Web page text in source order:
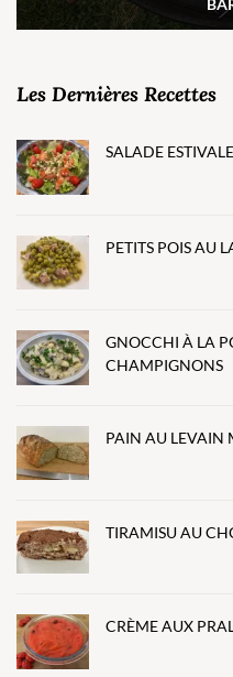
Les Dernières Recettes
SALADE
PETITS POIS AU
GNOCCHI À LA
CHAMPIGNONS
PAIN AU LEVAIN
TIRAMISU AU
CRÈME AUX